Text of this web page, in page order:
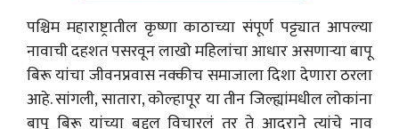
पश्चिम महाराष्ट्रातील कृष्णा काठाच्या संपूर्ण पट्ट्यात आपल्या
नावाची दहशत पसरवून लाखो महिलांचा आधार असणार्‍या बापू
बिरू यांचा जीवनप्रवास नक्कीच समाजाला दिशा देणारा ठरला
आहे. सांगली, सातारा, कोल्हापूर या तीन जिल्ह्यांमधील लोकांना